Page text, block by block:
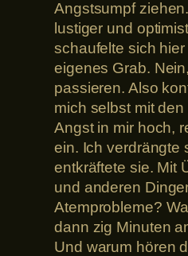
Angstsumpf
lustiger und
schaufelte sich
eigenes Grab.
passieren. Also
mich selbst mit
Angst in mir hoch,
ein. Ich verdrängte
entkräftete sie. Mit
und anderen
Atemprobleme?
dann zig Minuten
Und warum hören